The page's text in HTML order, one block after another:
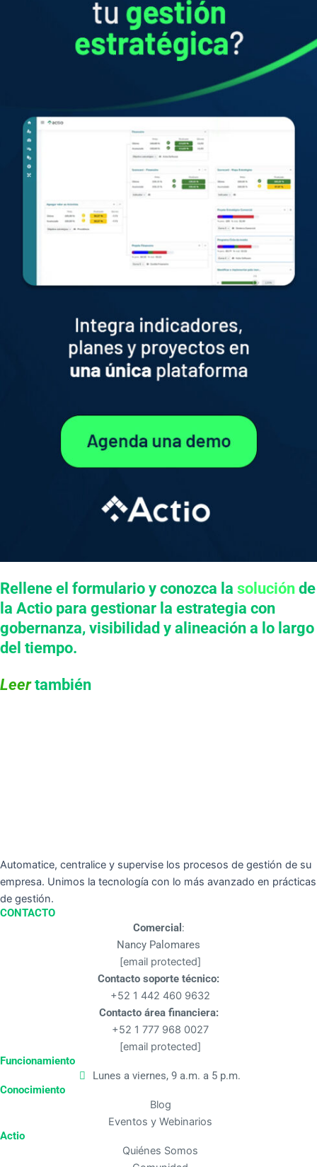
Rellene el formulario y conozca la solución de
la Actio para gestionar la estrategia con
gobernanza, visibilidad y alineación a lo largo
del tiempo.
Leertambién
Automatice, centralice y supervise los procesos de gestión de su
empresa. Unimos la tecnología con lo más avanzado en prácticas
de gestión.
CONTACTO
Comercial :
Nancy Palomares
[email protected]
Contacto soporte técnico:
+52 1 442 460 9632
Contacto área financiera:
+52 1 777 968 0027
[email protected]
Funcionamiento
Lunes a viernes, 9 a.m. a 5 p.m.
Conocimiento
Blog
Eventos y Webinarios
Actio
Quiénes Somos